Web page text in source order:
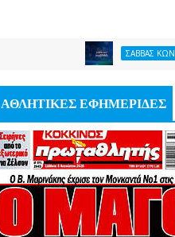
ΣΑΒΒΑΣ ΚΩΝΣΤΑΝΤΙΝΙΔΗΣ
ΑΘΛΗΤΙΚΕΣ ΕΦΗΜΕΡΙΔΕΣ